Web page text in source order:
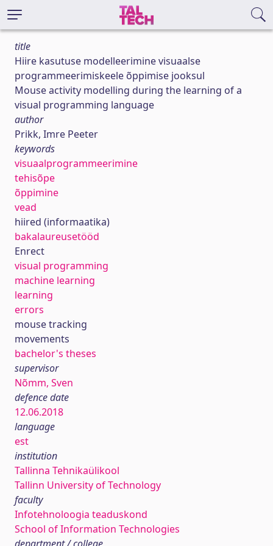
title
Hiire kasutuse modelleerimine visuaalse
programmeerimiskeele õppimise jooksul
Mouse activity modelling during the learning of a
visual programming language
author
Prikk, Imre Peeter
keywords
visuaalprogrammeerimine
tehisõpe
õppimine
vead
hiired (informaatika)
bakalaureusetööd
Enrect
visual programming
machine learning
learning
errors
mouse tracking
movements
bachelor's theses
supervisor
Nõmm, Sven
defence date
12.06.2018
language
est
institution
Tallinna Tehnikaülikool
Tallinn University of Technology
faculty
Infotehnoloogia teaduskond
School of Information Technologies